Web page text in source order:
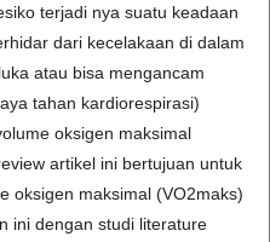
terjadi nya suatu keadaan
dari kecelakaan di dalam
atau bisa mengancam
tahan kardiorespirasi)
oksigen maksimal
artikel ini bertujuan untuk
oksigen maksimal (VO2maks)
ini dengan studi literature